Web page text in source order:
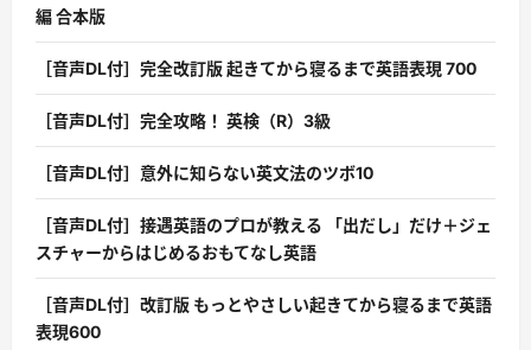
編 合本版
［音声DL付］完全改訂版 起きてから寝るまで英語表現 700
［音声DL付］完全攻略！ 英検（R）3級
［音声DL付］意外に知らない英文法のツボ10
［音声DL付］接遇英語のプロが教える 「出だし」だけ＋ジェ
スチャーからはじめるおもてなし英語
［音声DL付］改訂版 もっとやさしい起きてから寝るまで英語
表現600